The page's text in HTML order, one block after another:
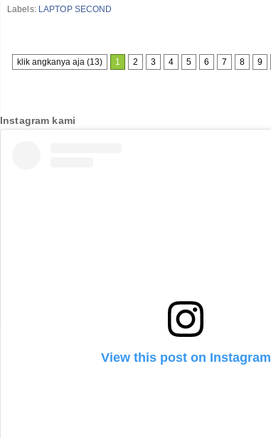
Labels: LAPTOP SECOND
klik angkanya aja (13) 1 2 3 4 5 6 7 8 9
Instagram kami
View this post on Instagram